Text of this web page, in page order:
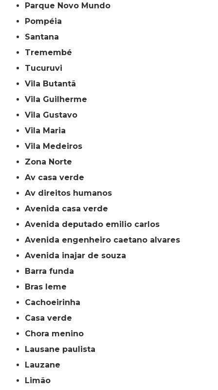
Parque Novo Mundo
Pompéia
Santana
Tremembé
Tucuruvi
Vila Butantã
Vila Guilherme
Vila Gustavo
Vila Maria
Vila Medeiros
Zona Norte
av casa verde
av direitos humanos
avenida casa verde
avenida deputado emilio carlos
avenida engenheiro caetano alvares
avenida inajar de souza
barra funda
bras leme
cachoeirinha
casa verde
chora menino
lausane paulista
lauzane
limão